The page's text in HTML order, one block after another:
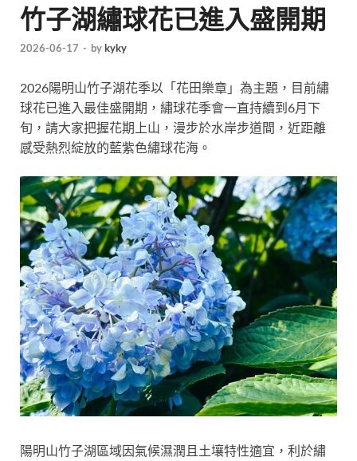
竹子湖繡球花已進入盛開期
2026-06-17 - bykyky
2026陽明山竹子湖花季以「花田樂章」為主題，目前繡
球花已進入最佳盛開期，繡球花季會一直持續到6月下
旬，請大家把握花期上山，漫步於水岸步道間，近距離
感受熱烈綻放的藍紫色繡球花海。
陽明山竹子湖區域因氣候濕潤且土壤特性適宜，利於繡